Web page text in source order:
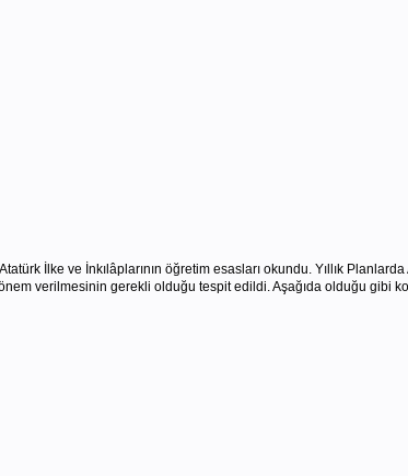
İlke ve İnkılâplarının öğretim esasları okundu. Yıllık
verilmesinin gerekli olduğu tespit edildi. Aşağıda olduğu gibi